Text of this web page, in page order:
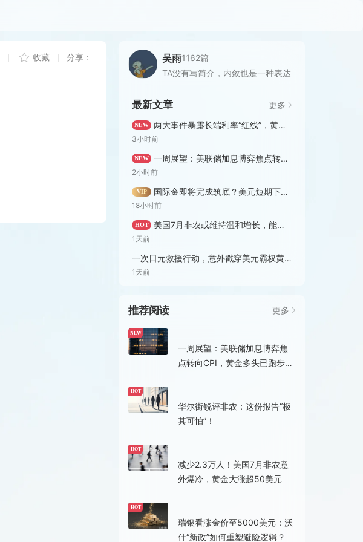
收藏 分享： 吴雨1162篇
TA没有写简介，内敛也是一种表达
最新文章 更多
NEW 两大事件暴露长端利率“红线”，黄金短期上行目标明确
3小时前
NEW 一周展望：美联储加息博弈焦点转向CPI，黄金多头已跑步进场
2小时前
VIP 国际金即将完成筑底？美元短期下行空间仍相对有限 | 8月7日分析汇总
18小时前
HOT 美国7月非农或维持温和增长，能否撼动胶着的加息定价？
1天前
一次日元救援行动，意外戳穿美元霸权黄昏？
1天前
推荐阅读 更多
NEW
一周展望：美联储加息博弈焦
点转向CPI，黄金多头已跑步进
HOT
华尔街锐评非农：这份报告“极
其可怕”！
HOT
减少2.3万人！美国7月非农意
外爆冷，黄金大涨超50美元
HOT
瑞银看涨金价至5000美元：沃
什“新政”如何重塑避险逻辑？